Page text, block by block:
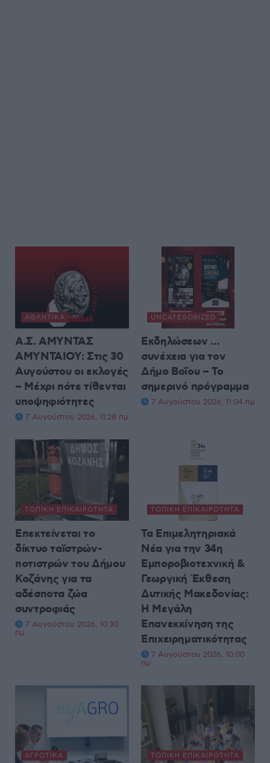
ΑΘΛΗΤΙΚΆ
Α.Σ. ΑΜΥΝΤΑΣ
ΑΜΥΝΤΑΙΟΥ: Στις 30
Αυγούστου οι εκλογές
– Μέχρι πότε τίθενται
υποψηφιότητες
7 Αυγούστου 2026, 11:28 πμ
UNCATEGORIZED
Εκδηλώσεων …
συνέχεια για τον
Δήμο Βοΐου – Το
σημερινό πρόγραμμα
7 Αυγούστου 2026, 11:04 πμ
ΤΟΠΙΚΉ ΕΠΙΚΑΙΡΌΤΗΤΑ
Επεκτείνεται το
δίκτυο ταϊστρών-
ποτιστρών του Δήμου
Κοζάνης για τα
αδέσποτα ζώα
συντροφιάς
7 Αυγούστου 2026, 10:30
πμ
ΤΟΠΙΚΉ ΕΠΙΚΑΙΡΌΤΗΤΑ
Τα Επιμελητηριακά
Νέα για την 34η
Εμποροβιοτεχνική &
Γεωργική Έκθεση
Δυτικής Μακεδονίας:
Η Μεγάλη
Επανεκκίνηση της
Επιχειρηματικότητας
7 Αυγούστου 2026, 10:00
πμ
ΑΓΡΟΤΙΚΆ ΤΟΠΙΚΉ ΕΠΙΚΑΙΡΌΤΗΤΑ